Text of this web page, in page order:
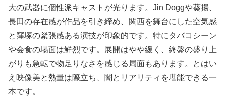
大の武器に個性派キャストが光ります。Jin Doggや葵揚、
長田の存在感が作品を引き締め、関西を舞台にした空気感
と窪塚の緊張感ある演技が印象的です。特にタバコシーン
や会食の場面は鮮烈です。展開はやや緩く、終盤の盛り上
がりも急転で物足りなさを感じる局面もあります。とはい
え映像美と熱量は際立ち、闇とリアリティを堪能できる一
本です。